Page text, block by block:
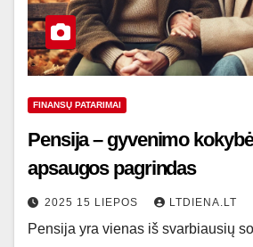
FINANSŲ PATARIMAI
Pensija – gyvenimo
apsaugos pagrindas
2025 15 LIEPOS LTDIENA.LT
Pensija yra vienas iš svarbiausių